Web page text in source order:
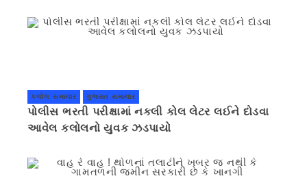
કલોલ સમાચાર ગુજરાત સમાચાર
પોલીસ ભરતી પરીક્ષામાં નકલી કોલ લેટર લઈને દોડવા
આવેલ કલોલનો યુવક ઝડપાયો